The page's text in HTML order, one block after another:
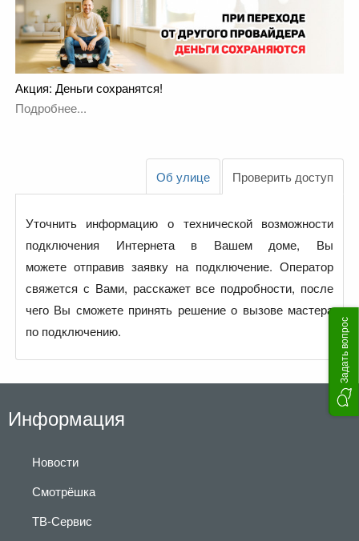
Акция: Деньги сохранятся!
Подробнее...
Проверить доступ
Об улице
Уточнить информацию о технической возможности
подключения Интернета в Вашем доме, Вы
можете отправив заявку на подключение. Оператор
свяжется с Вами, расскажет все подробности, после
чего Вы сможете принять решение о вызове мастера
по подключению.
Информация
Новости
Смотрёшка
ТВ-Сервис
Задать вопрос